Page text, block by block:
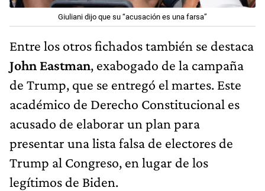
Giuliani dijo que su “acusación es una farsa”
Entre los otros fichados también se destaca
John Eastman, exabogado de la campaña
de Trump, que se entregó el martes. Este
académico de Derecho Constitucional es
acusado de elaborar un plan para
presentar una lista falsa de electores de
Trump al Congreso, en lugar de los
legítimos de Biden.